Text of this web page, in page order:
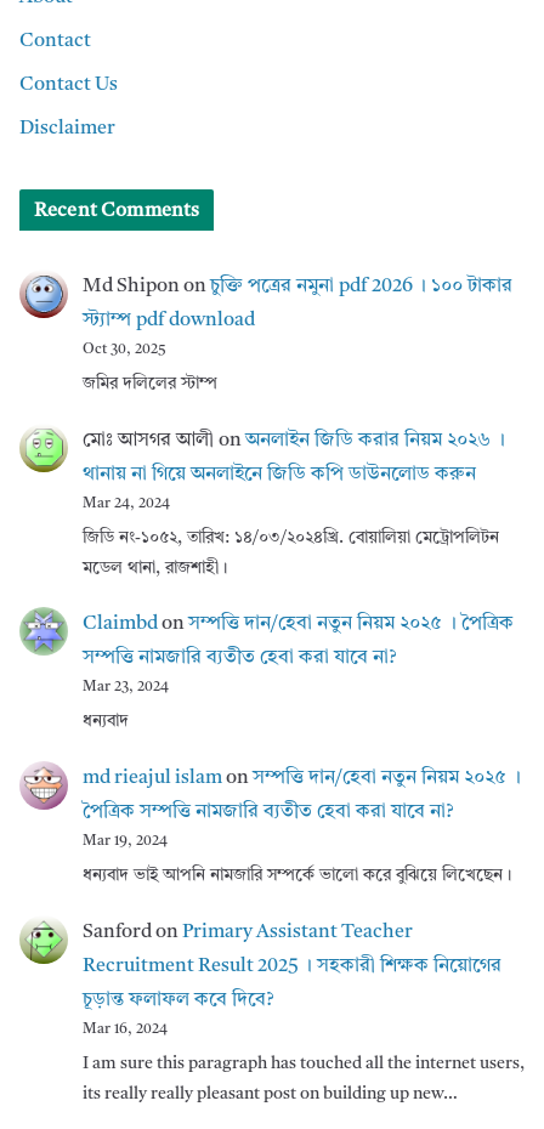
Contact
Contact Us
Disclaimer
Recent Comments
Md Shipononচুক্তি পত্রের নমুনা pdf 2026 । ১০০ টাকার
স্ট্যাম্প pdf download
Oct 30, 2025
জমির দলিলের স্টাম্প
মোঃ আসগর আলী onঅনলাইন জিডি করার নিয়ম ২০২৬ ।
থানায় না গিয়ে অনলাইনে জিডি কপি ডাউনলোড করুন
Mar 24, 2024
জিডি নং-১০৫২, তারিখ: ১৪/০৩/২০২৪খ্রি. বোয়ালিয়া মেট্রোপলিটন
মডেল থানা, রাজশাহী।
Claimbdonসম্পত্তি দান/হেবা নতুন নিয়ম ২০২৫ । পৈত্রিক
সম্পত্তি নামজারি ব্যতীত হেবা করা যাবে না?
Mar 23, 2024
ধন্যবাদ
md rieajul islamonসম্পত্তি দান/হেবা নতুন নিয়ম ২০২৫ ।
পৈত্রিক সম্পত্তি নামজারি ব্যতীত হেবা করা যাবে না?
Mar 19, 2024
ধন্যবাদ ভাই আপনি নামজারি সম্পর্কে ভালো করে বুঝিয়ে লিখেছেন।
SanfordonPrimary Assistant Teacher
Recruitment Result 2025 । সহকারী শিক্ষক নিয়োগের
চূড়ান্ত ফলাফল কবে দিবে?
Mar 16, 2024
I am sure this paragraph has touched all the internet users,
its really really pleasant post on building up new…